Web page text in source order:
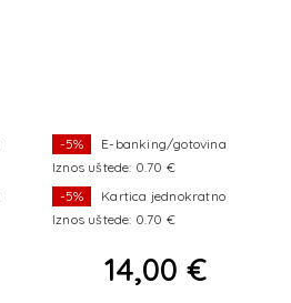
-5%
E-banking/gotovina
Iznos uštede: 0.70 €
-5%
Kartica jednokratno
Iznos uštede: 0.70 €
14,00 €